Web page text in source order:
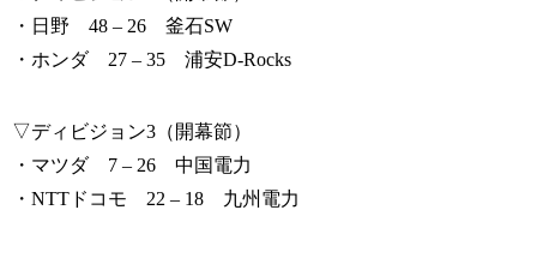
・日野 48 – 26 釜石SW
・ホンダ 27 – 35 浦安D-Rocks
▽ディビジョン3（開幕節）
・マツダ 7 – 26 中国電力
・NTTドコモ 22 – 18 九州電力